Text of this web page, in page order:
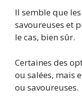
Il semble que
savoureuses et
le cas, bien sûr.
Certaines des
ou salées, mais
ou savoureuses.